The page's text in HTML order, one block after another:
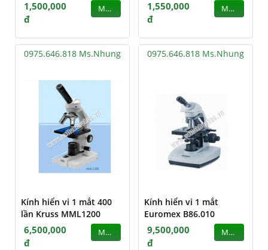
1,500,000
đ
MUA
1,550,000
đ
MUA
0975.646.818 Ms.Nhung
Kính hiển vi 1 mắt 400
lần Kruss MML1200
6,500,000
đ
MUA
0975.646.818 Ms.Nhung
Kính hiển vi 1 mắt
Euromex B86.010
9,500,000
đ
MUA